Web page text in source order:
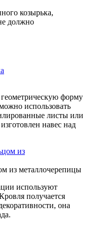
козырька,
должно
форму
использовать
листы или
навес над
из металлочерепицы
используют
получается
она